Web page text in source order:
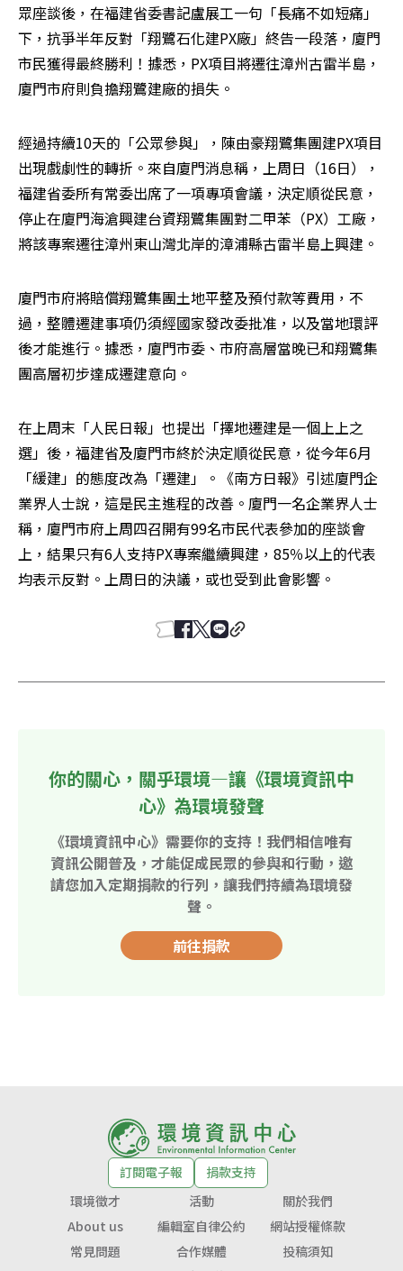
眾座談後，在福建省委書記盧展工一句「長痛不如短痛」
下，抗爭半年反對「翔鷺石化建PX廠」終告一段落，廈門
市民獲得最終勝利！據悉，PX項目將遷往漳州古雷半島，
廈門市府則負擔翔鷺建廠的損失。
經過持續10天的「公眾參與」，陳由豪翔鷺集團建PX項目
出現戲劇性的轉折。來自廈門消息稱，上周日（16日），
福建省委所有常委出席了一項專項會議，決定順從民意，
停止在廈門海滄興建台資翔鷺集團對二甲苯（PX）工廠，
將該專案遷往漳州東山灣北岸的漳浦縣古雷半島上興建。
廈門市府將賠償翔鷺集團土地平整及預付款等費用，不
過，整體遷建事項仍須經國家發改委批准，以及當地環評
後才能進行。據悉，廈門市委、市府高層當晚已和翔鷺集
團高層初步達成遷建意向。
在上周末「人民日報」也提出「擇地遷建是一個上上之
選」後，福建省及廈門市終於決定順從民意，從今年6月
「緩建」的態度改為「遷建」。《南方日報》引述廈門企
業界人士說，這是民主進程的改善。廈門一名企業界人士
稱，廈門市府上周四召開有99名市民代表參加的座談會
上，結果只有6人支持PX專案繼續興建，85％以上的代表
均表示反對。上周日的決議，或也受到此會影響。
你的關心，關乎環境—讓《環境資訊中
心》為環境發聲
《環境資訊中心》需要你的支持！我們相信唯有
資訊公開普及，才能促成民眾的參與和行動，邀
請您加入定期捐款的行列，讓我們持續為環境發
聲。
前往捐款
訂閱電子報
捐款支持
環境徵才
活動
關於我們
About us
編輯室自律公約
網站授權條款
常見問題
合作媒體
投稿須知